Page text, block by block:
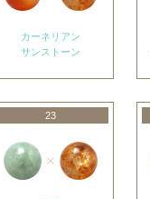
カーネリアン
サンストーン
23